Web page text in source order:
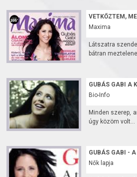
VETKŐZTEM,
Maxima
Látszatra
bátran
GUBÁS GABI A
Bio-Info
Minden szerep,
úgy közöm volt...
GUBÁS GABI -
Nők lapja